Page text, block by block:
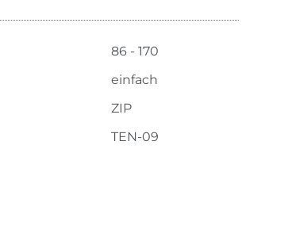
86 - 170
einfach
ZIP
TEN-09